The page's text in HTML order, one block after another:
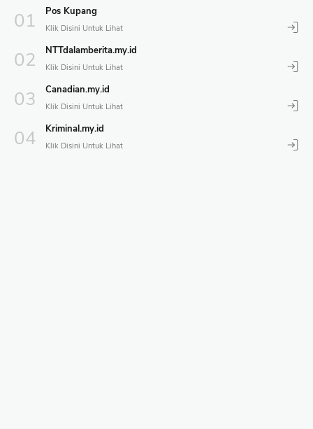
Pos Kupang
NTTdalamberita.my.id
Canadian.my.id
Kriminal.my.id